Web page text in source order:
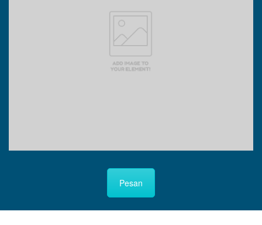
Pesan